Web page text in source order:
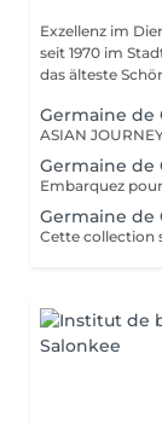
Exzellenz im Dienst der
seit 1970 im
das älteste
Germaine de
Germaine de
Germaine de